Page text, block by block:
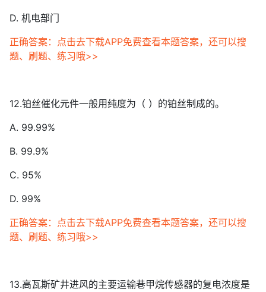
D. 机电部门
正确答案：点击去下载APP免费查看本题答案，还可以搜
题、刷题、练习哦>>
12.铂丝催化元件一般用纯度为（ ）的铂丝制成的。
A. 99.99%
B. 99.9%
C. 95%
D. 99%
正确答案：点击去下载APP免费查看本题答案，还可以搜
题、刷题、练习哦>>
13.高瓦斯矿井进风的主要运输巷甲烷传感器的复电浓度是